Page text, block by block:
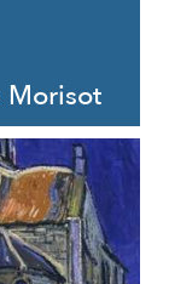
Morisot